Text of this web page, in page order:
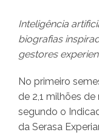
Inteligência
biografias
gestores
No primeiro
de 2,1 milhões de
segundo o
da Serasa